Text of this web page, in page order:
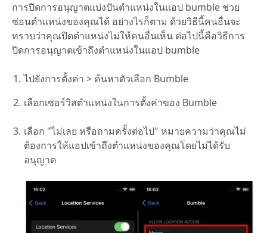
การปิดการอนุญาตแบ่งปันตำแหน่งในแอป bumble ช่วย
ซ่อนตำแหน่งของคุณได้ อย่างไรก็ตาม ด้วยวิธีนี้คนอื่นจะ
ทราบว่าคุณปิดตำแหน่งไม่ให้คนอื่นเห็น ต่อไปนี้คือวิธีการ
ปิดการอนุญาตเข้าถึงตำแหน่งในแอป bumble
ไปยังการตั้งค่า > ค้นหาตัวเลือก Bumble
เลือกเซอร์วิสตำแหน่งในการตั้งค่าของ Bumble
เลือก "ไม่เลย หรือถามครั้งต่อไป" หมายความว่าคุณไม่
ต้องการให้แอปเข้าถึงตำแหน่งของคุณโดยไม่ได้รับ
อนุญาต